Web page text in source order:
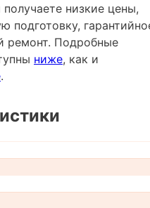
низкие цены,
подготовку,
ремонт. Подробные
ниже, как и
.